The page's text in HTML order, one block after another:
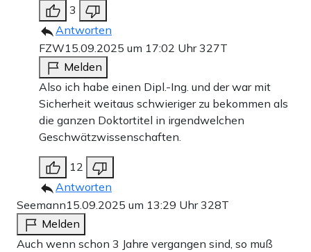
3
Antworten
FZW15.09.2025 um 17:02 Uhr327T
Melden
Also ich habe einen Dipl.-Ing. und der war mit
Sicherheit weitaus schwieriger zu bekommen als
die ganzen Doktortitel in irgendwelchen
Geschwätzwissenschaften.
12
Antworten
Seemann15.09.2025 um 13:29 Uhr328T
Melden
Auch wenn schon 3 Jahre vergangen sind, so muß